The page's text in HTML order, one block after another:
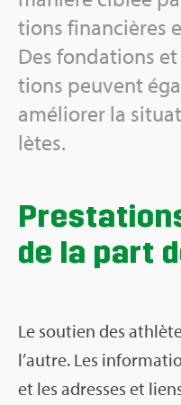
tions finan­cières
Des fon­da­tions
tions peuvent
amé­lio­rer la
lètes.
de la part
Le sou­tien des
l’autre. Les
et les adresses et